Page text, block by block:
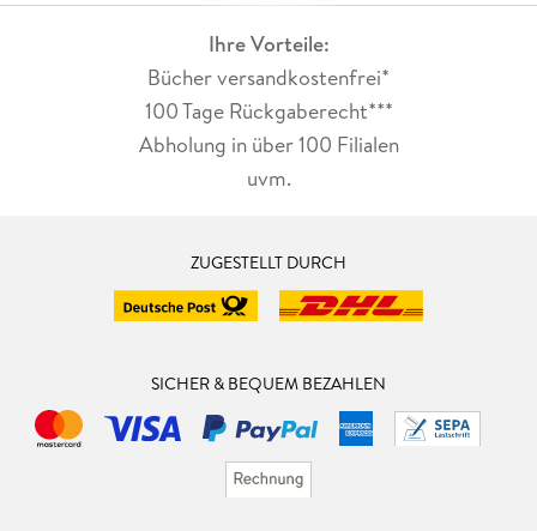
Ihre Vorteile:
Bücher versandkostenfrei*
100 Tage Rückgaberecht***
Abholung in über 100 Filialen
uvm.
ZUGESTELLT DURCH
SICHER & BEQUEM BEZAHLEN